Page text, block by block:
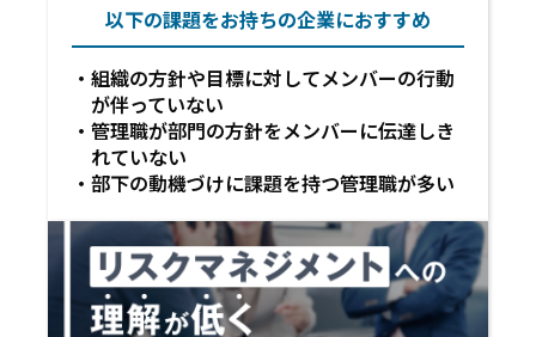
以下の課題をお持ちの企業におすすめ
組織の方針や目標に対してメンバーの行動
が伴っていない
管理職が部門の方針をメンバーに伝達しき
れていない
部下の動機づけに課題を持つ管理職が多い